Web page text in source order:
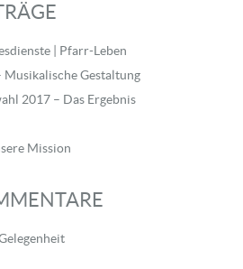
| Pfarr-Leben
Musikalische Gestaltung
2017 – Das Ergebnis
Mission